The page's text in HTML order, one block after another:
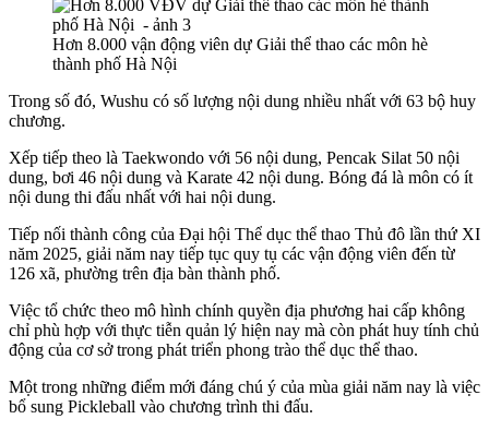
Hơn 8.000 vận động viên dự Giải thể thao các môn hè
thành phố Hà Nội
Trong số đó, Wushu có số lượng nội dung nhiều nhất với 63 bộ huy
chương.
Xếp tiếp theo là Taekwondo với 56 nội dung, Pencak Silat 50 nội
dung, bơi 46 nội dung và Karate 42 nội dung. Bóng đá là môn có ít
nội dung thi đấu nhất với hai nội dung.
Tiếp nối thành công của Đại hội Thể dục thể thao Thủ đô lần thứ XI
năm 2025, giải năm nay tiếp tục quy tụ các vận động viên đến từ
126 xã, phường trên địa bàn thành phố.
Việc tổ chức theo mô hình chính quyền địa phương hai cấp không
chỉ phù hợp với thực tiễn quản lý hiện nay mà còn phát huy tính chủ
động của cơ sở trong phát triển phong trào thể dục thể thao.
Một trong những điểm mới đáng chú ý của mùa giải năm nay là việc
bổ sung Pickleball vào chương trình thi đấu.